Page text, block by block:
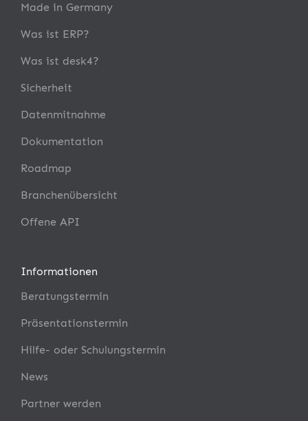
Made in Germany
Was ist ERP?
Was ist desk4?
Sicherheit
Datenmitnahme
Dokumentation
Roadmap
Branchenübersicht
Offene API
Informationen
Beratungstermin
Präsentationstermin
Hilfe- oder Schulungstermin
News
Partner werden